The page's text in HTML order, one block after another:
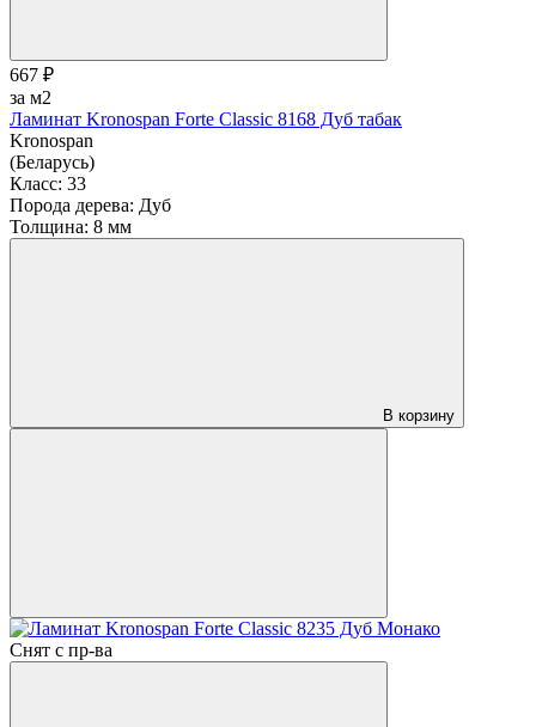
667 ₽
за м2
Ламинат Kronospan Forte Classic 8168 Дуб табак
Kronospan
(Беларусь)
Класс: 33
Порода дерева: Дуб
Толщина: 8 мм
В корзину
Снят с пр-ва